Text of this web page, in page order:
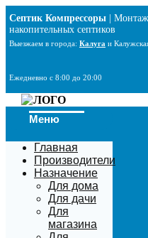
к
содержимому
Септик Компрессоры |
накопительных септиков
Выезжаем в города: Калуга и
Ежедневно с 8:00 до 20:00
Меню
Главная
Производители
Назначение
Для дома
Для дачи
Для
магазина